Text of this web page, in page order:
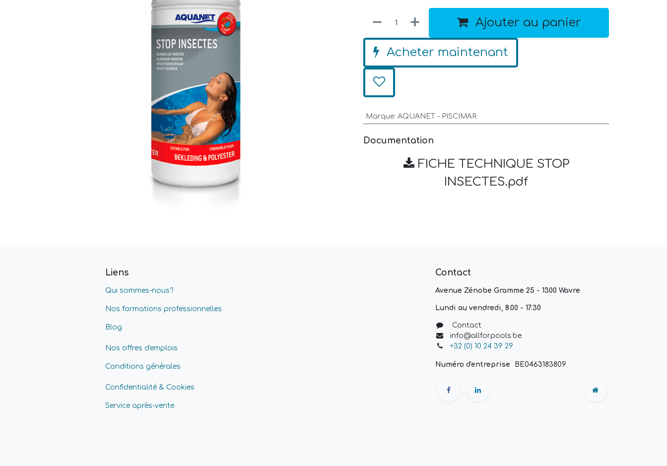
Ajouter au panier
Acheter maintenant
Marque: AQUANET - PISCIMAR
Documentation
FICHE TECHNIQUE STOP
INSECTES.pdf
Liens
Qui sommes-nous?
Nos formations professionnelles
Blog
Nos offres d'emplois
Conditions générales
Confidentialité & Cookies
Service après-vente
Contact
Avenue Zénobe Gramme 25 - 1300 Wavre
Lundi au vendredi, 8.00 - 17.30
Contact
info@allforpools.be
+32 (0) 10 24 39 29
Numéro d'entreprise BE0463183809